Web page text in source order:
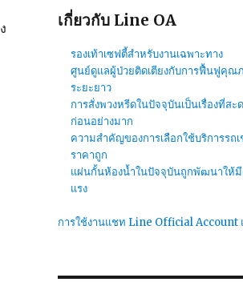
เกี่ยวกับ Line OA
รองเท้าเซฟตี้สำหรับงานเฉพาะทาง
ศูนย์ดูแลผู้ป่วยติดเตียงกับการฟื้นฟูคุณ
ระยะยาว
การสั่งพวงหรีดในปัจจุบันเป็นเรื่องที่สะ
ก่อนอย่างมาก
ความสำคัญของการเลือกใช้บริการรถเ
ราคาถูก
แผ่นกั้นห้องน้ำในปัจจุบันถูกพัฒนาให้
แรง
การใช้งานแชท Line Official Account